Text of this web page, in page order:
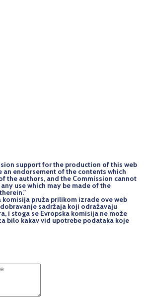
support for the production of this web
endorsement of the contents which
the authors, and the Commission cannot
use which may be made of the
komisija pruža prilikom izrade ove web
sadržaja koji odražavaju
i stoga se Evropska komisija ne može
bilo kakav vid upotrebe podataka koje